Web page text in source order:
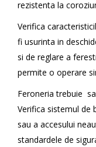
rezistenta la
Verifica
fi usurinta in
si de reglare a
permite o operare
Feroneria trebuie
Verifica sistemul de
sau a accesului
standardele de